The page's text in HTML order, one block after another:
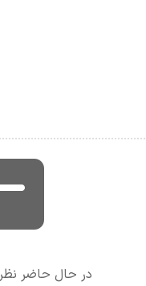
در حال حاضر